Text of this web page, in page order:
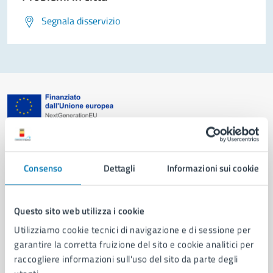
Consenso Dettagli Informazioni sui cookie
Questo sito web utilizza i cookie
Utilizziamo cookie tecnici di navigazione e di sessione per
garantire la corretta fruizione del sito e cookie analitici per
raccogliere informazioni sull'uso del sito da parte degli
Segnala disservizio
Organi di governo
Municipalità
Uffici
Enti e fondazioni
Politici